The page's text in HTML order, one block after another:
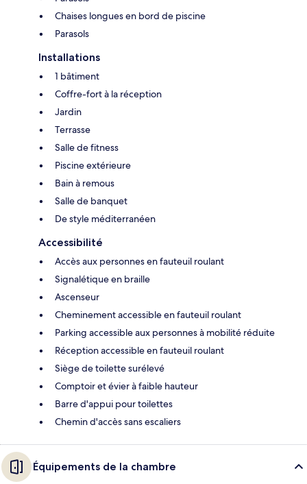
Chaises longues en bord de piscine
Parasols
Installations
1 bâtiment
Coffre-fort à la réception
Jardin
Terrasse
Salle de fitness
Piscine extérieure
Bain à remous
Salle de banquet
De style méditerranéen
Accessibilité
Accès aux personnes en fauteuil roulant
Signalétique en braille
Ascenseur
Cheminement accessible en fauteuil roulant
Parking accessible aux personnes à mobilité réduite
Réception accessible en fauteuil roulant
Siège de toilette surélevé
Comptoir et évier à faible hauteur
Barre d'appui pour toilettes
Chemin d'accès sans escaliers
Équipements de la chambre